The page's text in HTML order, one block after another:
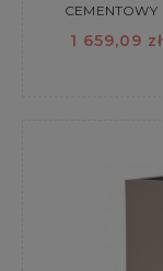
CEMENTOWY
1 659,09 zł